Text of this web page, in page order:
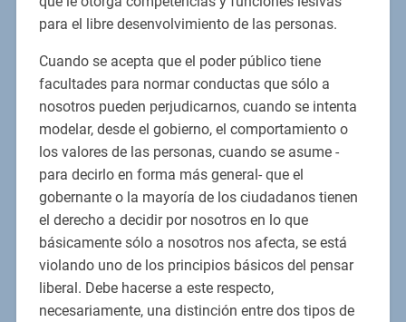
para el libre desenvolvimiento de las personas.
Cuando se acepta que el poder público tiene
facultades para normar conductas que sólo a
nosotros pueden perjudicarnos, cuando se intenta
modelar, desde el gobierno, el comportamiento o
los valores de las personas, cuando se asume -
para decirlo en forma más general- que el
gobernante o la mayoría de los ciudadanos tienen
el derecho a decidir por nosotros en lo que
básicamente sólo a nosotros nos afecta, se está
violando uno de los principios básicos del pensar
liberal. Debe hacerse a este respecto,
necesariamente, una distinción entre dos tipos de